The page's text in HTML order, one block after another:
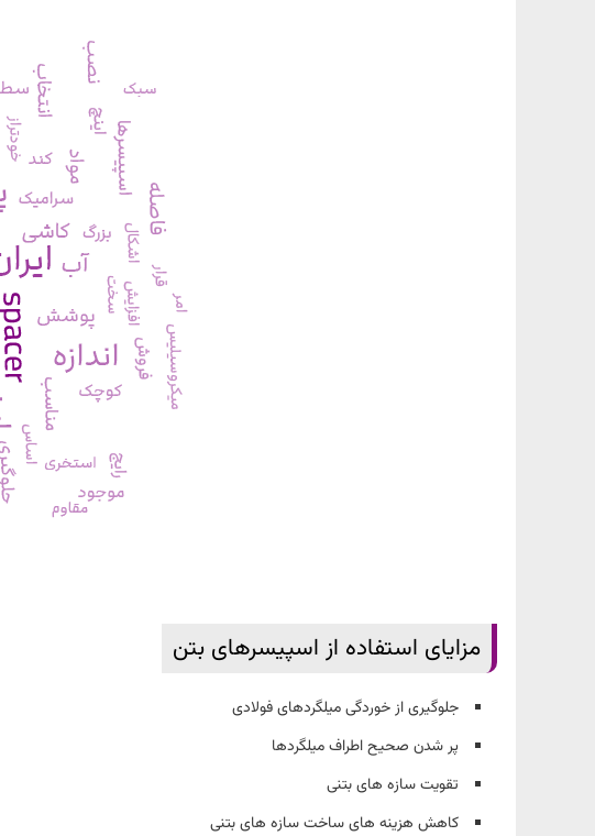
مزایای استفاده از اسپیسرهای بتن
جلوگیری از خوردگی میلگردهای فولادی
پر شدن صحیح اطراف میلگردها
تقویت سازه های بتنی
کاهش هزینه های ساخت سازه های بتنی